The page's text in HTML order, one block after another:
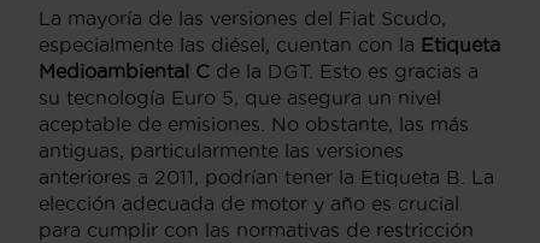
La mayoría de las versiones del Fiat Scudo,
especialmente las diésel, cuentan con la Etiqueta
Medioambiental C de la DGT. Esto es gracias a
su tecnología Euro 5, que asegura un nivel
aceptable de emisiones. No obstante, las más
antiguas, particularmente las versiones
anteriores a 2011, podrían tener la Etiqueta B. La
elección adecuada de motor y año es crucial
para cumplir con las normativas de restricción